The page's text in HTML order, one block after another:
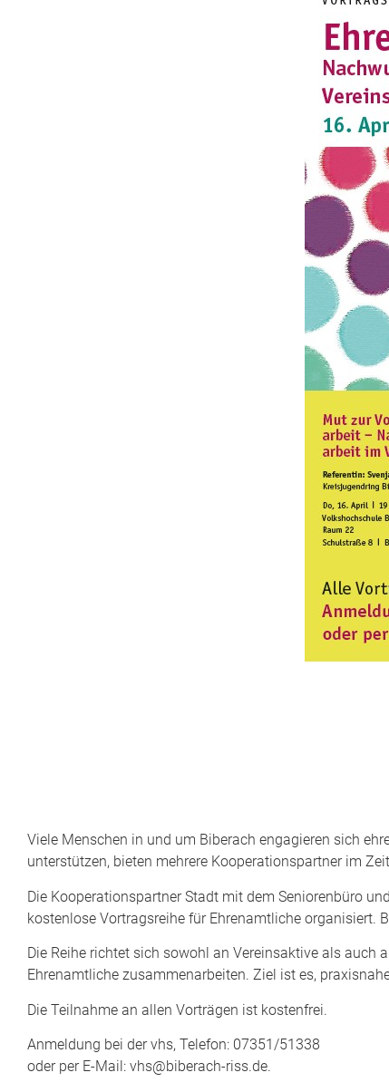
Viele Menschen in und um Biberach engagieren sich
unterstützen, bieten mehrere Kooperationspartner im
Die Kooperationspartner Stadt mit dem Seniorenbüro
kostenlose Vortragsreihe für Ehrenamtliche organisiert.
Die Reihe richtet sich sowohl an Vereinsaktive als auch
Ehrenamtliche zusammenarbeiten. Ziel ist es,
Die Teilnahme an allen Vorträgen ist kostenfrei.
Anmeldung bei der vhs, Telefon: 07351/51338
oder per E-Mail: vhs@biberach-riss.de.